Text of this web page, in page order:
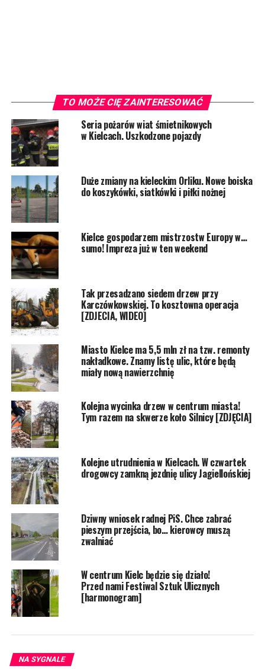
TO MOŻE CIĘ ZAINTERESOWAĆ
Seria pożarów wiat śmietnikowych
w Kielcach. Uszkodzone pojazdy
Duże zmiany na kieleckim Orliku. Nowe boiska
do koszykówki, siatkówki i piłki nożnej
Kielce gospodarzem mistrzostw Europy w…
sumo! Impreza już w ten weekend
Tak przesadzano siedem drzew przy
Karczówkowskiej. To kosztowna operacja
[ZDJECIA, WIDEO]
Miasto Kielce ma 5,5 mln zł na tzw. remonty
nakładkowe. Znamy listę ulic, które będą
miały nową nawierzchnię
Kolejna wycinka drzew w centrum miasta!
Tym razem na skwerze koło Silnicy [ZDJĘCIA]
Kolejne utrudnienia w Kielcach. W czwartek
drogowcy zamkną jezdnię ulicy Jagiellońskiej
Dziwny wniosek radnej PiS. Chce zabrać
pieszym przejścia, bo… kierowcy muszą
zwalniać
W centrum Kielc będzie się działo!
Przed nami Festiwal Sztuk Ulicznych
[harmonogram]
NA SYGNALE